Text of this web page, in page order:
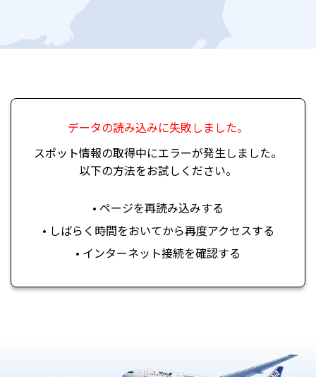
データの読み込みに失敗しました。
スポット情報の取得中にエラーが発生しました。
以下の方法をお試しください。
• ページを再読み込みする
• しばらく時間をおいてから再度アクセスする
• インターネット接続を確認する